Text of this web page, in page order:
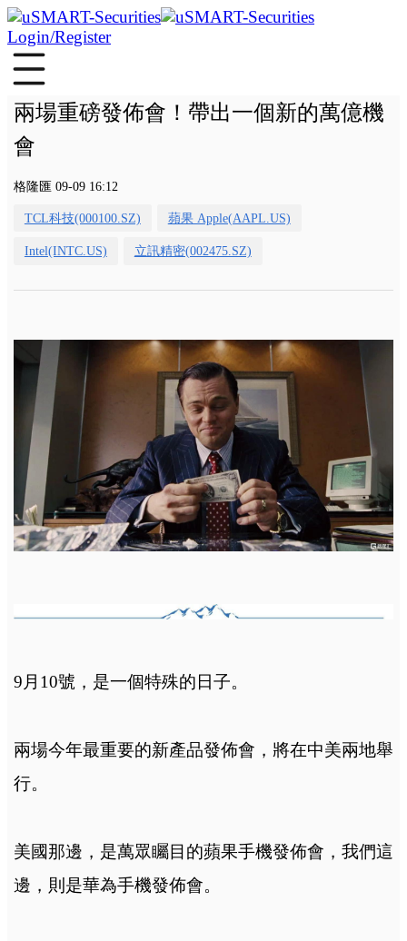
Login/Register
兩場重磅發佈會！帶出一個新的萬億機
會
格隆匯 09-09 16:12
TCL科技(000100.SZ) 蘋果 Apple(AAPL.US)
Intel(INTC.US) 立訊精密(002475.SZ)
9 月 10號，是一個特殊的日子。
兩場今年最重要的新產品發佈會，將在中美兩地舉
行。
美國那邊，是萬眾矚目的蘋果手機發佈會，我們這
邊，則是華為手機發佈會。